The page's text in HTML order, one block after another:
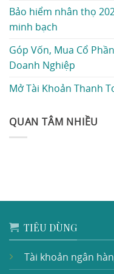
Bảo hiểm nhân thọ
minh bạch
Góp Vốn, Mua Cổ
Doanh Nghiệp
Mở Tài Khoản Thanh
QUAN TÂM NHIỀU
TIÊU DÙNG
Tài khoản ngân